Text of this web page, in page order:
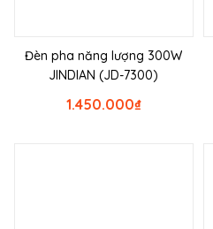
Đèn pha năng lượng 300W
JINDIAN (JD-7300)
₫
1.450.000